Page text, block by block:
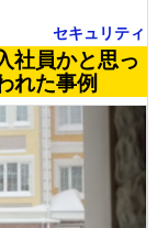
セキュリティ
社員かと思っ
れた事例